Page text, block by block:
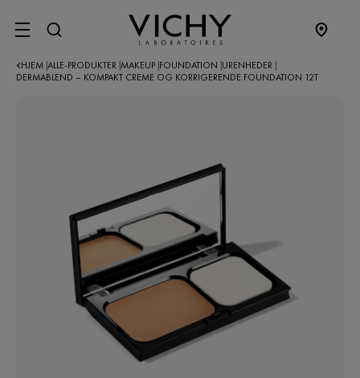
SITE MENU
HJEM ALLE-PRODUKTER MAKEUP FOUNDATION URENHEDER
DERMABLEND – KOMPAKT CREME OG KORRIGERENDE FOUNDATION 12T